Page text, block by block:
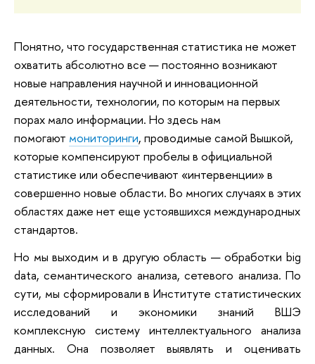
Понятно, что государственная статистика не может
охватить абсолютно все — постоянно возникают
новые направления научной и инновационной
деятельности, технологии, по которым на первых
порах мало информации. Но здесь нам
помогают мониторинги, проводимые самой Вышкой,
которые компенсируют пробелы в официальной
статистике или обеспечивают «интервенции» в
совершенно новые области. Во многих случаях в этих
областях даже нет еще устоявшихся международных
стандартов.
Но мы выходим и в другую область — обработки big
data, семантического анализа, сетевого анализа. По
сути, мы сформировали в Институте статистических
исследований и экономики знаний ВШЭ
комплексную систему интеллектуального анализа
данных. Она позволяет выявлять и оценивать